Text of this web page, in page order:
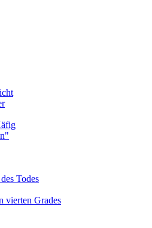
Todes
vierten Grades